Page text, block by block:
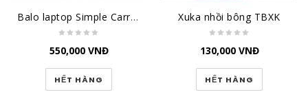
Balo laptop Simple Carry M-City Grey
550,000 VNĐ
HẾT HÀNG
Xuka nhồi bông TBXK
130,000 VNĐ
HẾT HÀNG